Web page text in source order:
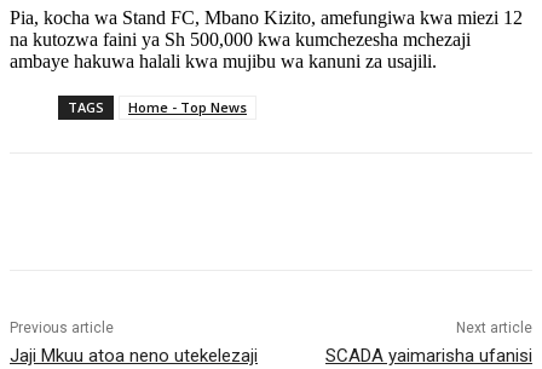
Pia, kocha wa Stand FC, Mbano Kizito, amefungiwa kwa miezi 12
na kutozwa faini ya Sh 500,000 kwa kumchezesha mchezaji
ambaye hakuwa halali kwa mujibu wa kanuni za usajili.
TAGS Home - Top News
Previous article
Jaji Mkuu atoa neno utekelezaji
Next article
SCADA yaimarisha ufanisi